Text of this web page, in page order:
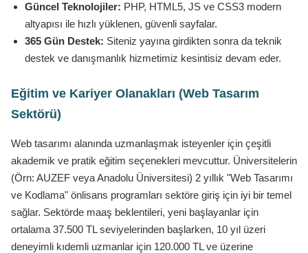
Güncel Teknolojiler: PHP, HTML5, JS ve CSS3 modern
altyapısı ile hızlı yüklenen, güvenli sayfalar.
365 Gün Destek: Siteniz yayına girdikten sonra da teknik
destek ve danışmanlık hizmetimiz kesintisiz devam eder.
Eğitim ve Kariyer Olanakları (Web Tasarım
Sektörü)
Web tasarımı alanında uzmanlaşmak isteyenler için çeşitli
akademik ve pratik eğitim seçenekleri mevcuttur. Üniversitelerin
(Örn: AUZEF veya Anadolu Üniversitesi) 2 yıllık "Web Tasarımı
ve Kodlama" önlisans programları sektöre giriş için iyi bir temel
sağlar. Sektörde maaş beklentileri, yeni başlayanlar için
ortalama 37.500 TL seviyelerinden başlarken, 10 yıl üzeri
deneyimli kıdemli uzmanlar için 120.000 TL ve üzerine